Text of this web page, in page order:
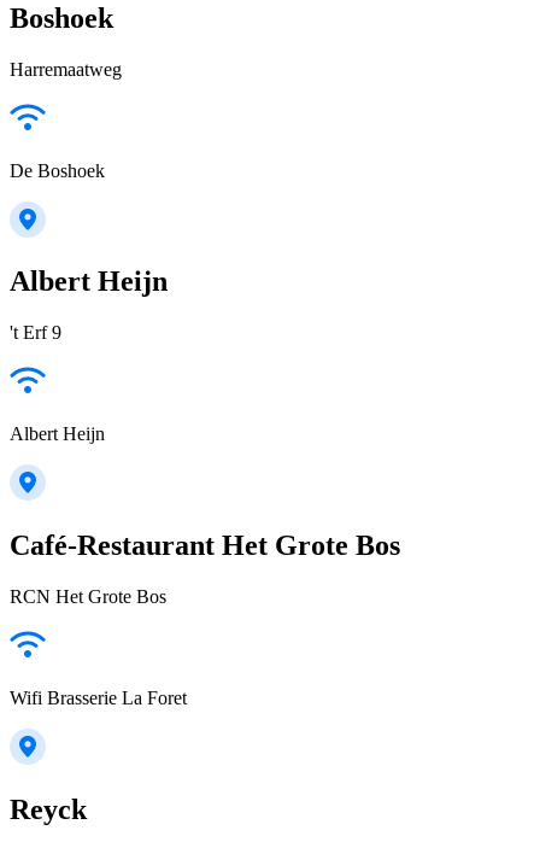
Boshoek
Harremaatweg
De Boshoek
Albert Heijn
't Erf 9
Albert Heijn
Café-Restaurant Het Grote Bos
RCN Het Grote Bos
Wifi Brasserie La Foret
Reyck